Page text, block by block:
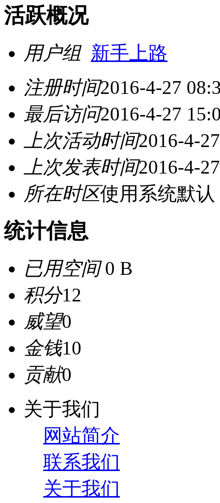
活跃概况
用户组 新手上路
注册时间2016-4-27
最后访问2016-4-27
上次活动时间2016-4-
上次发表时间2016-4-
所在时区使用系统默认
统计信息
已用空间0 B
积分12
威望0
金钱10
贡献0
关于我们
网站简介
联系我们
关于我们